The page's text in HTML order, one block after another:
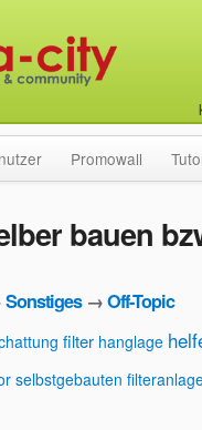
Promowall
bauen
Sonstiges→Off-Topic
filter hanglage
selbstgebauten